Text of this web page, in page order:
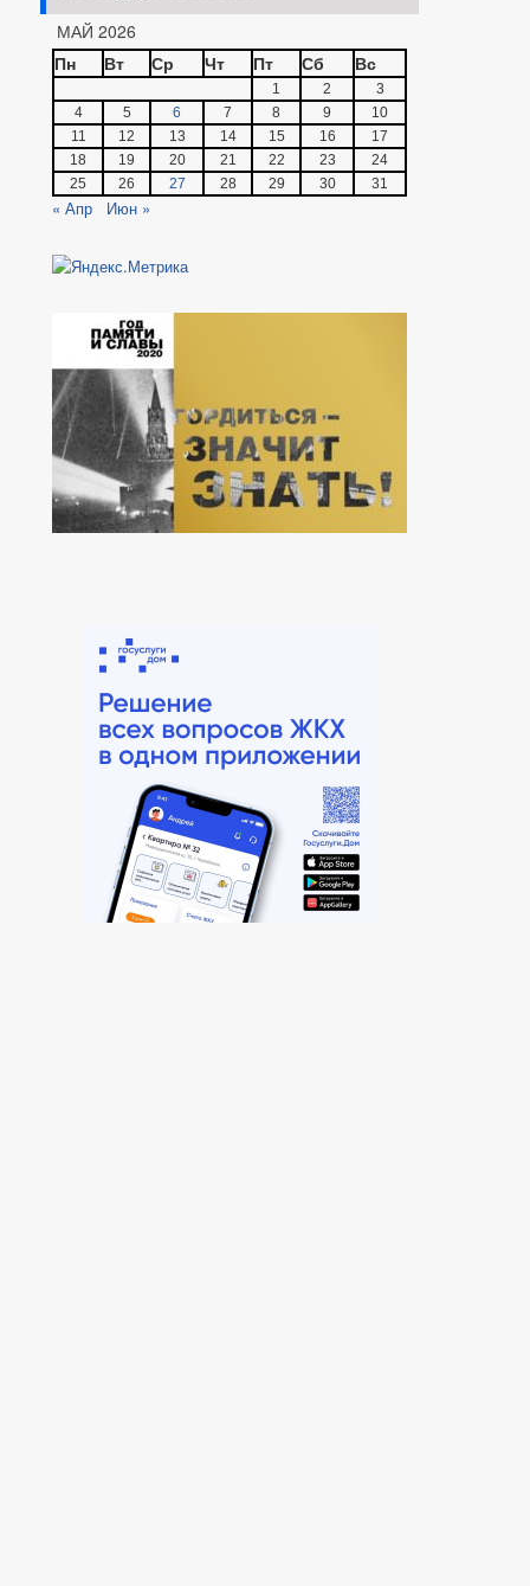
МАЙ 2026
Пн
Вт Ср Чт Пт Сб Вс
1 2
3
4
5 6 7 8 9
10
11
12 13 14 15 16
17
18
19 20 21 22 23
24
25
26 27 28 29 30 31
« Апр Июн »